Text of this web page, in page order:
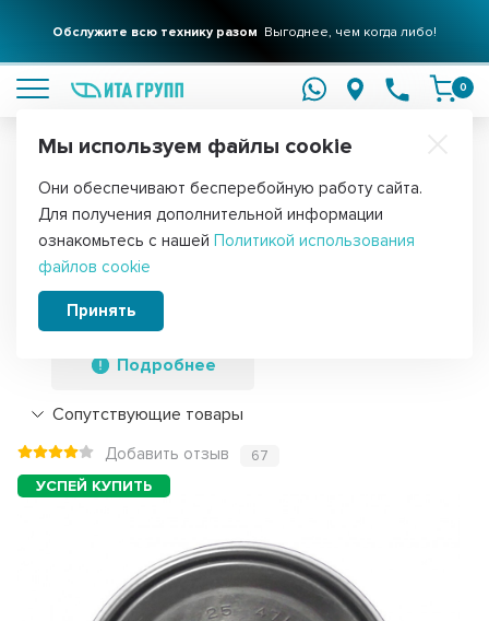
Обслужите всю технику разом Выгоднее, чем когда либо!
0
Главная Запчасти для стиральных машин Сальники для
Сальник для стиральной машины
Indesit, Ariston, Hotpoint
25x47/64x7/10.5мм, S000AR
Подробнее
Сопутствующие товары
Добавить отзыв 67
Мы используем файлы cookie
Они обеспечивают бесперебойную работу сайта.
Для получения дополнительной информации
ознакомьтесь с нашей Политикой использования
файлов cookie
Принять